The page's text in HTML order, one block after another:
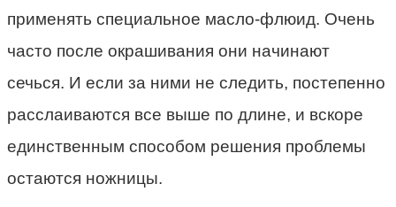
применять специальное масло-флюид. Очень
часто после окрашивания они начинают
сечься. И если за ними не следить, постепенно
расслаиваются все выше по длине, и вскоре
единственным способом решения проблемы
остаются ножницы.